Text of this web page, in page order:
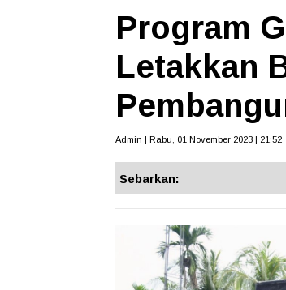
Program
Letakkan
Admin | Rabu, 01 November 2023 | 21:52
Sebarkan: